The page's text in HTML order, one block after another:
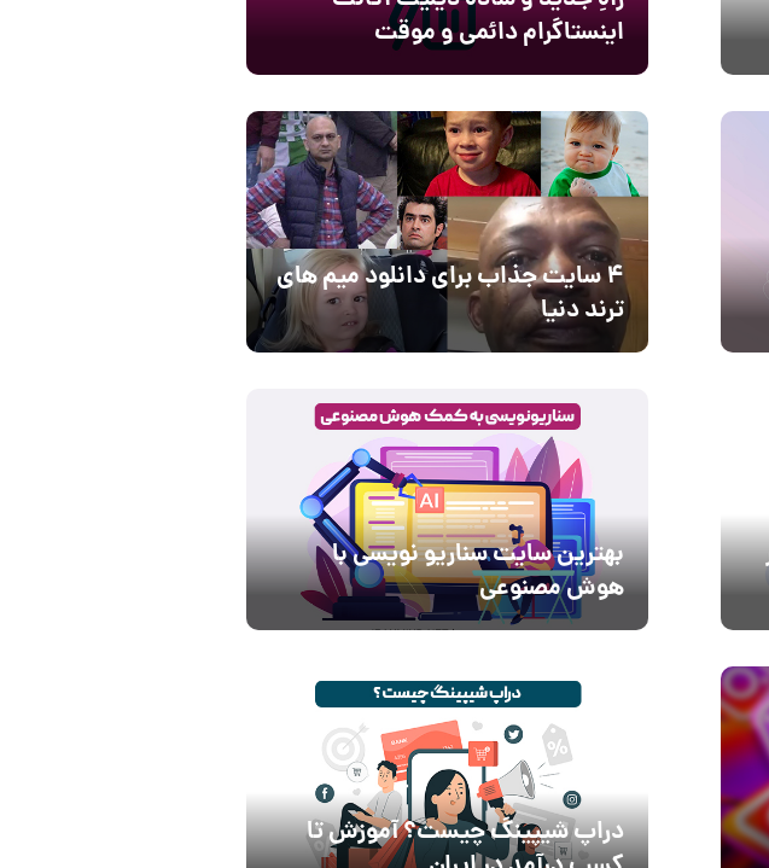
اینستاگرام دائمی و موقت
4 سایت جذاب برای دانلود میم های
ترند دنیا
بهترین سایت سناریو نویسی با
هوش مصنوعی
دراپ‌ شیپینگ چیست؟ آموزش تا